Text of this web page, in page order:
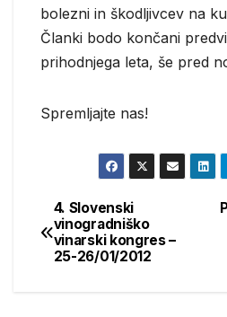
bolezni in škodljivcev na
Članki bodo končani
prihodnjega leta, še pred
Spremljajte nas!
Post
navigation
4. Slovenski
vinogradniško
vinarski kongres –
25-26/01/2012